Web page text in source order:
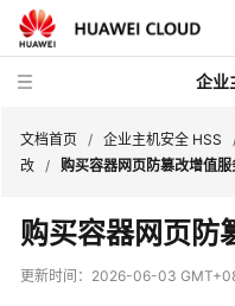
企业
新
动
文档首页 / 企业主机安全 HSS
改 / 购买容器网页防篡改增值服
购买容器网页防
更新时间： 2026-06-03